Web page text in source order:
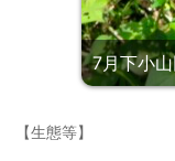
7月下小
【生態等】